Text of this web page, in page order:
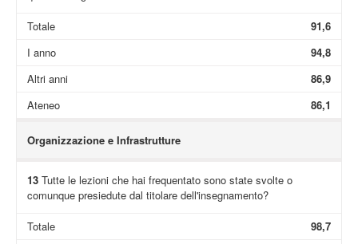
Totale
91,6
I anno
94,8
Altri anni
86,9
Ateneo
86,1
Organizzazione e Infrastrutture
13Tutte le lezioni che hai frequentato sono state svolte o
comunque presiedute dal titolare dell'insegnamento?
Totale
98,7